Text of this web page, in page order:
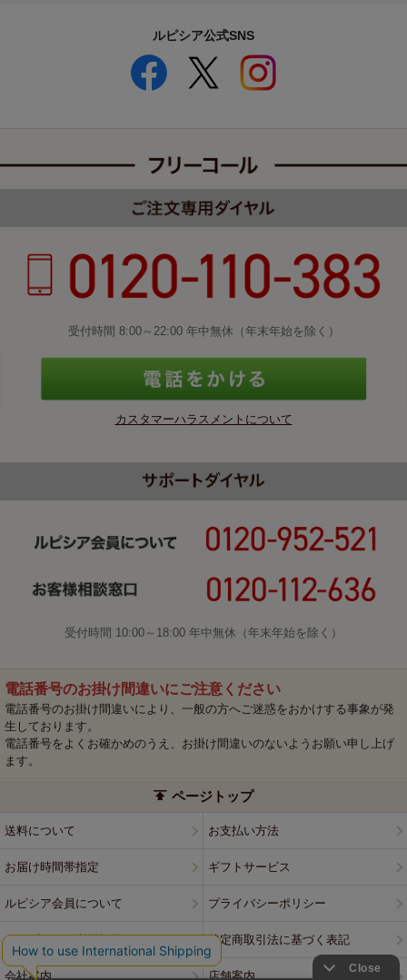
ルピシア公式SNS
受付時間 8:00～22:00 年中無休（年末年始を除く）
カスタマーハラスメントについて
受付時間 10:00～18:00 年中無休（年末年始を除く）
電話番号のお掛け間違いにご注意ください
電話番号のお掛け間違いにより、一般の方へご迷惑をおかけする事象が発
生しております。
電話番号をよくお確かめのうえ、お掛け間違いのないようお願い申し上げ
ます。
ページトップ
送料について お支払い方法
お届け時間帯指定 ギフトサービス
ルピシア会員について プライバシーポリシー
ウェブサイト利用規約 特定商取引法に基づく表記
会社案内 店舗案内